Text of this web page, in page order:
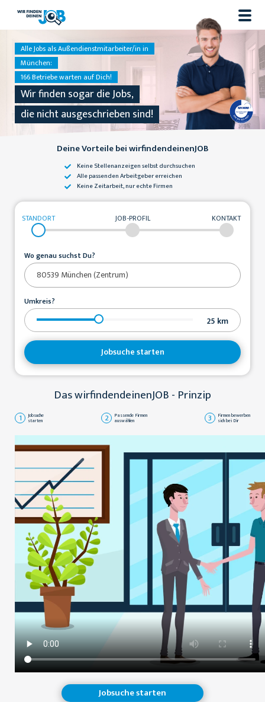
Alle Jobs als Außendienstmitarbeiter/in in
München:
166 Betriebe warten auf Dich!
Wir finden sogar die Jobs,
die nicht ausgeschrieben sind!
Deine Vorteile bei wirfindendeinenJOB
Keine Stellenanzeigenselbst durchsuchen
Alle passendenArbeitgeber erreichen
Keine Zeitarbeit,nur echte Firmen
STANDORT JOB-PROFIL KONTAKT
Wo genau suchst Du?
Umkreis?
25 km
Jobsuche starten
Das wirfindendeinenJOB - Prinzip
1 Jobsuche
starten 2 Passende Firmen
auswählen 3 Firmen bewerben
sich bei Dir
Jobsuche starten